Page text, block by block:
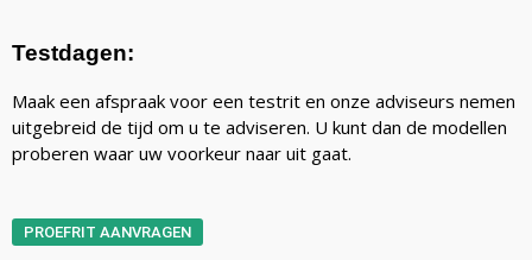
Testdagen:
Maak een afspraak voor een testrit en onze adviseurs nemen
uitgebreid de tijd om u te adviseren. U kunt dan de modellen
proberen waar uw voorkeur naar uit gaat.
PROEFRIT AANVRAGEN